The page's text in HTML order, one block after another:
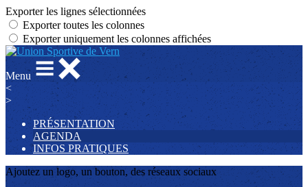
Exporter les lignes sélectionnées
Exporter toutes les colonnes
Exporter uniquement les colonnes affichées
Menu
<
>
PRÉSENTATION
AGENDA
INFOS PRATIQUES
Ajoutez un logo, un bouton, des réseaux sociaux